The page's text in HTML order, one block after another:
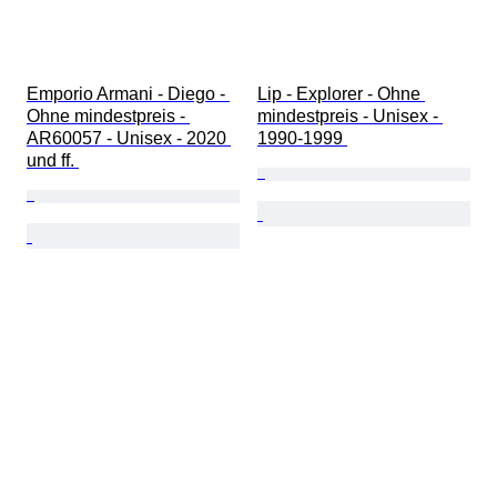
Emporio Armani - Diego -
Ohne mindestpreis -
AR60057 - Unisex - 2020
und ff.
Lip - Explorer - Ohne
mindestpreis - Unisex -
1990-1999